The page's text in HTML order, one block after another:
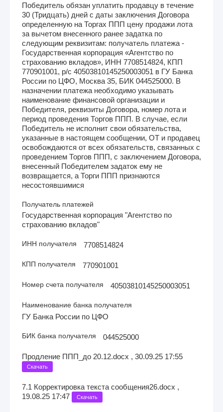
Победитель обязан уплатить продавцу в течение
30 (Тридцать) дней с даты заключения Договора
определенную на Торгах ППП цену продажи лота
за вычетом внесенного ранее задатка по
следующим реквизитам: получатель платежа -
Государственная корпорация «Агентство по
страхованию вкладов», ИНН 7708514824, КПП
770901001, р/с 40503810145250003051 в ГУ Банка
России по ЦФО, Москва 35, БИК 044525000. В
назначении платежа необходимо указывать
наименование финансовой организации и
Победителя, реквизиты Договора, номер лота и
период проведения Торгов ППП. В случае, если
Победитель не исполнит свои обязательства,
указанные в настоящем сообщении, ОТ и продавец
освобождаются от всех обязательств, связанных с
проведением Торгов ППП, с заключением Договора,
внесенный Победителем задаток ему не
возвращается, а Торги ППП признаются
несостоявшимися
Получатель платежей
Государственная корпорация "Агентство по
страхованию вкладов"
ИНН получателя 7708514824
КПП получателя 770901001
Номер счета получателя 40503810145250003051
Наименование банка получателя
ГУ Банка России по ЦФО
БИК банка получателя 044525000
Продление ППП_до 20.12.docx , 30.09.25 17:55
Скачать
7.1 Корректировка текста сообщения26.docx ,
19.08.25 17:47
Скачать